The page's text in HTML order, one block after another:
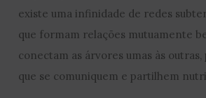
existe uma infinidade de redes
que formam relações mutuamente
conectam as árvores umas às
que se comuniquem e partilhem